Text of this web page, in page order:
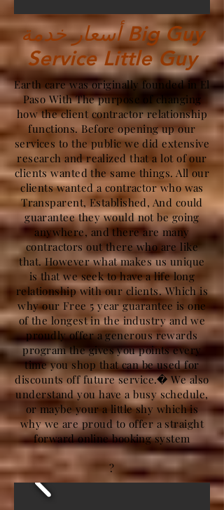
أسعار خدمة Big Guy
Service Little Guy
Earth care was originally founded in El
Paso With The purpose of changing
how the client contractor relationship
functions. Before opening up our
services to the public we did extensive
research and realized that a lot of our
clients wanted the same things. All our
clients wanted a contractor who was
Transparent, Established, And could
guarantee they would not be going
anywhere, and there are many
contractors out there who are like
that. However what makes us unique
is that we seek to have a life long
relationship with our clients. Which is
why our Free 5 year guarantee is one
of the longest in the industry and we
proudly offer a generous rewards
program the gives you points every
time you shop that can be used for
discounts off future service.� We also
understand you have a busy schedule,
or maybe your a little shy which is
why we are proud to offer a straight
forward online booking system
?